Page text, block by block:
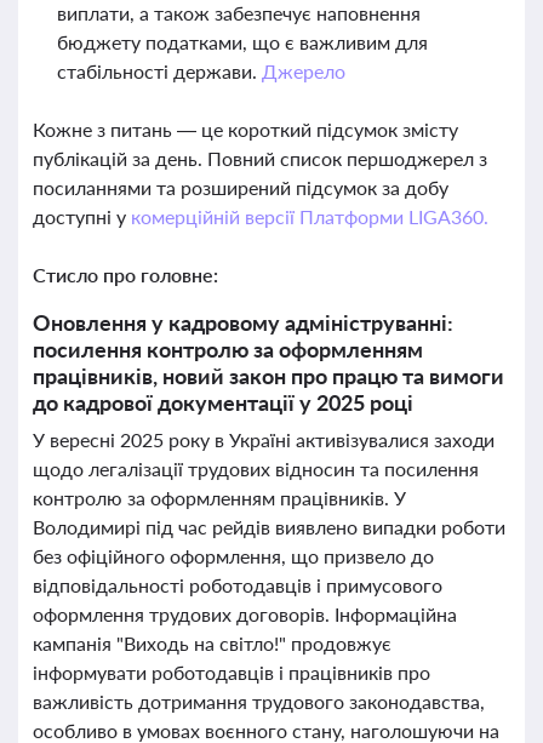
виплати, а також забезпечує наповнення
бюджету податками, що є важливим для
стабільності держави. Джерело
Кожне з питань — це короткий підсумок змісту
публікацій за день. Повний список першоджерел з
посиланнями та розширений підсумок за добу
доступні у комерційній версії Платформи LIGA360.
Стисло про головне:
Оновлення у кадровому адмініструванні:
посилення контролю за оформленням
працівників, новий закон про працю та вимоги
до кадрової документації у 2025 році
У вересні 2025 року в Україні активізувалися заходи
щодо легалізації трудових відносин та посилення
контролю за оформленням працівників. У
Володимирі під час рейдів виявлено випадки роботи
без офіційного оформлення, що призвело до
відповідальності роботодавців і примусового
оформлення трудових договорів. Інформаційна
кампанія "Виходь на світло!" продовжує
інформувати роботодавців і працівників про
важливість дотримання трудового законодавства,
особливо в умовах воєнного стану, наголошуючи на